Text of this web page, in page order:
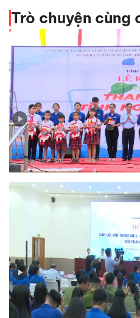
Trò chuyện cùng
Ra quân Chiến dịch Thanh
2025
Thanh niên Bình Dương
về chuyển đổi số